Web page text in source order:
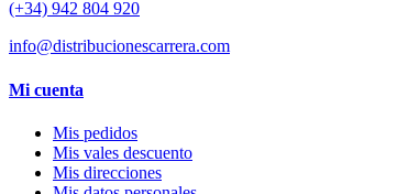
(+34) 942 804 920
info@distribucionescarrera.com
Mi cuenta
Mis pedidos
Mis vales descuento
Mis direcciones